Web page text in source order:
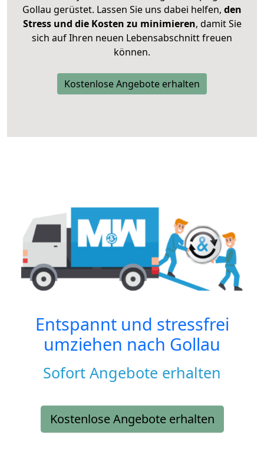
Gollau gerüstet. Lassen Sie uns dabei helfen, den
Stress und die Kosten zu minimieren, damit Sie
sich auf Ihren neuen Lebensabschnitt freuen
können.
Kostenlose Angebote erhalten
Entspannt und stressfrei
umziehen nach Gollau
Sofort Angebote erhalten
Kostenlose Angebote erhalten